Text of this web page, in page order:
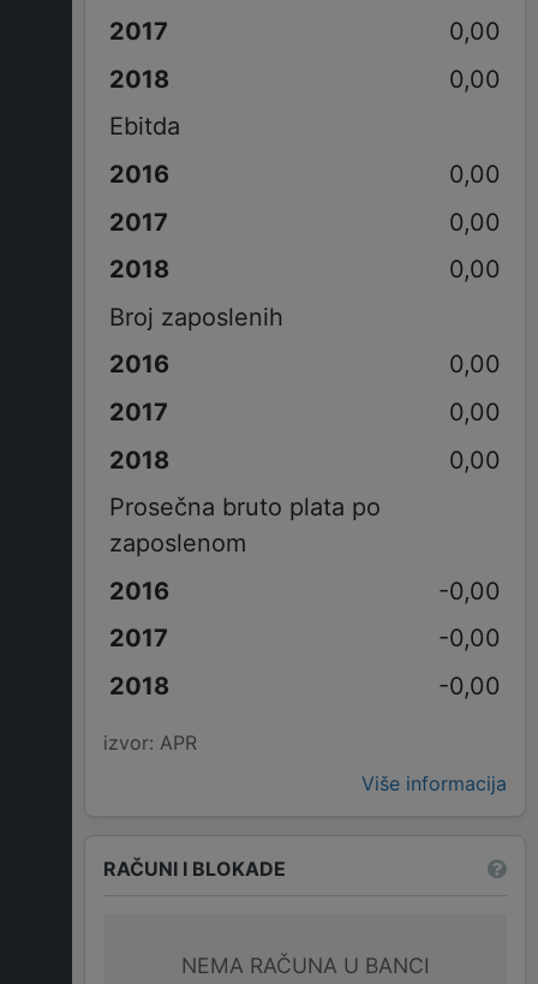
0,00
0,00
Ebitda
0,00
0,00
0,00
Broj zaposlenih
0,00
0,00
0,00
Prosečna bruto plata po
zaposlenom
-0,00
-0,00
-0,00
izvor: APR
Više informacija
RAČUNI I BLOKADE
NEMA RAČUNA U BANCI